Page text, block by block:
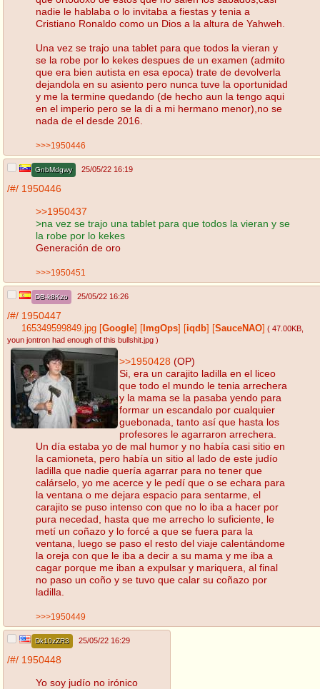
nadie le hablaba o lo invitaba a fiestas y tenia a
Cristiano Ronaldo como un Dios a la altura de Yahweh.
Una vez se trajo una tablet para que todos la vieran y
se la robe por lo kekes despues de un examen (admito
que era bien autista en esa epoca) trate de devolverla
dejandola en su asiento pero nunca tuve la oportunidad
y me la termine quedando (de hecho aun la tengo aqui
en el imperio pero se la di a mi hermano menor),no se
nada de el desde 2016.
>>>1950446
GnbMdgwy 25/05/22 16:19
/#/ 1950446
>>1950437
>na vez se trajo una tablet para que todos la vieran y se
la robe por lo kekes
Generación de oro
>>>1950451
DB-k8Kzo 25/05/22 16:26
/#/ 1950447
165349599849.jpg Google ImgOps iqdb SauceNAO ( 47.00KB
youn jontron had enough of this bullshit.jpg )
>>1950428 (OP)
Si, era un carajito ladilla en el liceo
que todo el mundo le tenia arrechera
y la mama se la pasaba yendo para
formar un escandalo por cualquier
guebonada, tanto así que hasta los
profesores le agarraron arrechera.
Un día estaba yo de mal humor y no había casi sitio en
la camioneta, pero había un sitio al lado de este judío
ladilla que nadie quería agarrar para no tener que
calárselo, yo me acerce y le pedí que o se echara para
la ventana o me dejara espacio para sentarme, el
carajito se puso intenso con que no lo iba a hacer por
pura necedad, hasta que me arrecho lo suficiente, le
metí un coñazo y lo forcé a que se fuera para la
ventana, luego se paso el resto del viaje calentándome
la oreja con que le iba a decir a su mama y me iba a
cagar porque me iban a expulsar y mariquera, al final
no paso un coño y se tuvo que calar su coñazo por
ladilla.
>>>1950449
Dk10zZR3 25/05/22 16:29
/#/ 1950448
Yo soy judío no irónico